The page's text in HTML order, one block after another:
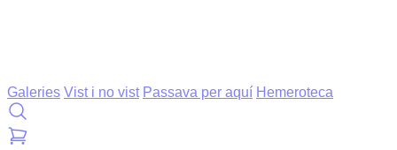
Galeries Vist i no vist Passava per aquí Hemeroteca